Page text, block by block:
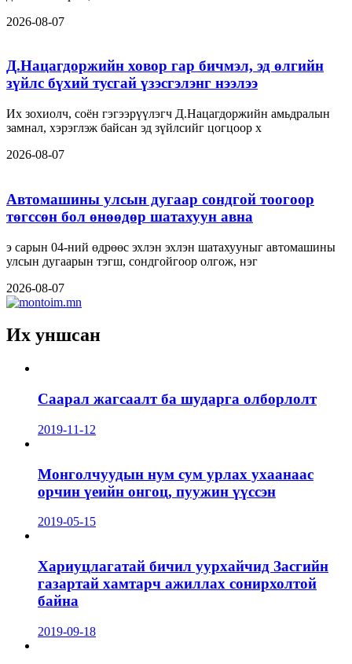
2026-08-07
Д.Нацагдоржийн ховор гар бичмэл, эд өлгийн
зүйлс бүхий тусгай үзэсгэлэнг нээлээ
Их зохиолч, соён гэгээрүүлэгч Д.Нацагдоржийн амьдралын
замнал, хэрэглэж байсан эд зүйлсийг цогцоор х
2026-08-07
Автомашины улсын дугаар сондгой тоогоор
төгссөн бол өнөөдөр шатахуун авна
э сарын 04-ний өдрөөс эхлэн эхлэн шатахууныг автомашины
улсын дугаарын тэгш, сондгойгоор олгож, нэг
2026-08-07
Их уншсан
Саарал жагсаалт ба шударга олборлолт
2019-11-12
Монголчуудын нум сум урлах ухаанаас
орчин үеийн онгоц, пуужин үүссэн
2019-05-15
Хариуцлагатай бичил уурхайчид Засгийн
газартай хамтарч ажиллах сонирхолтой
байна
2019-09-18